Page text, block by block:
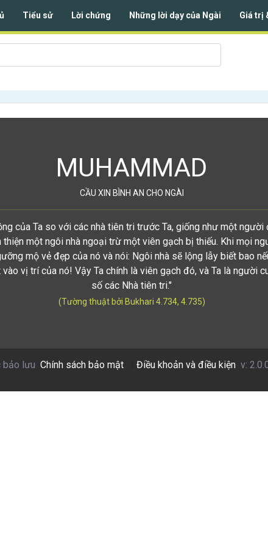
Tiểu sử Lời chứng Những lời dạy của Ngài Giá trị
MUHAMMAD
CẦU XIN BÌNH AN CHO NGÀI
của Ta so với các nhà tiên tri trước Ta, giống như một người
thiện một ngôi nhà ngoại trừ một viên gạch bị thiếu. Khi mọi
mộ vẻ đẹp của nó và nói: Ngôi nhà sẽ lộng lẫy biết bao
vị trí của nó! Vậy Ta chính là viên gạch đó, và Ta là người
số các Nhà tiên tri."
(Tường thuật bởi Bukhari 4.734, 4.735)
bảo lưu Chính sách bảo mật Điều khoản và điều kiện v: